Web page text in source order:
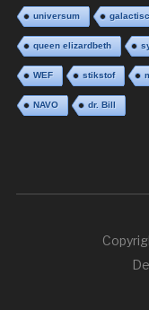
universum
queen elizardbeth
WEF stikstof
NAVO dr. Bill